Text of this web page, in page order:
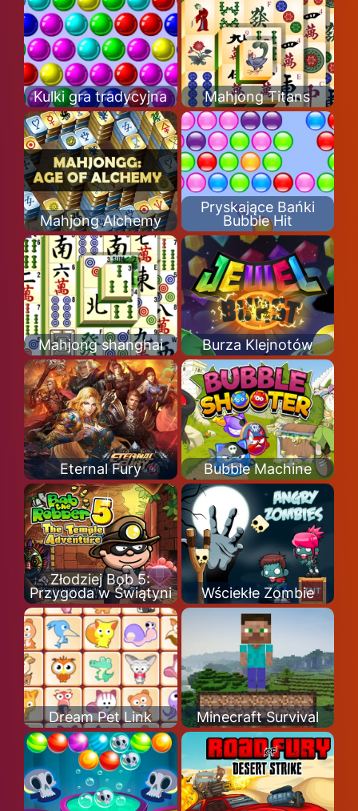
Kulki gra tradycyjna Mahjong Titans
Mahjong Alchemy
Pryskające Bańki
Bubble Hit
Mahjong shanghai Burza Klejnotów
Eternal Fury Bubble Machine
Złodziej Bob 5:
Przygoda w Świątyni
Wściekłe Zombie
Dream Pet Link Minecraft Survival